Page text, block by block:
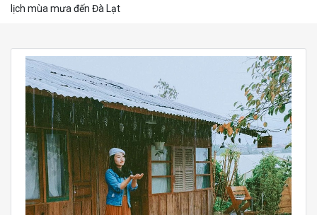
lịch mùa mưa đến Đà Lạt